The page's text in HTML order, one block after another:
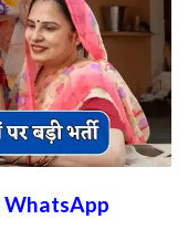
WhatsApp